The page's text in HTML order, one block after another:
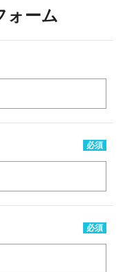
ォーム
必須
必須